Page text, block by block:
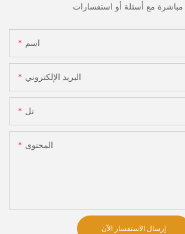
اسم
البريد الإلكتروني
تل
المحتوى
إرسال الاستفسار الآن